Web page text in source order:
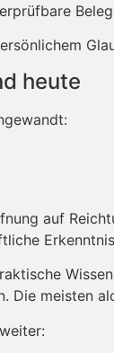
heute
auf
Die meisten